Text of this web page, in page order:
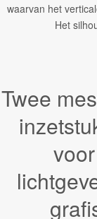
waarvan het
Het
Twee